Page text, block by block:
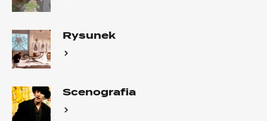
Rysunek
Scenografia